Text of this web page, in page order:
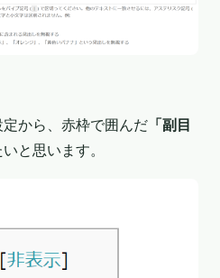
から、赤枠で囲んだ 「副目
と思います。